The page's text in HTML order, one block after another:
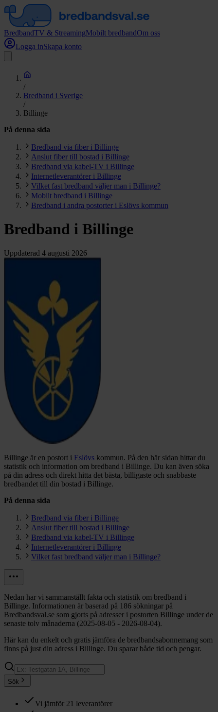
BredbandTV & StreamingMobilt bredbandOm oss
Logga inSkapa konto
/
Bredband i Sverige
/
Billinge
På denna sida
Bredband via fiber i Billinge
Anslut fiber till bostad i Billinge
Bredband via kabel-TV i Billinge
Internetleverantörer i Billinge
Vilket fast bredband väljer man i Billinge?
Mobilt bredband i Billinge
Bredband i andra postorter i Eslövs kommun
Bredband i Billinge
Uppdaterad 4 augusti 2026
Billinge är en postort i Eslövs kommun. På den här sidan hittar du
statistik och information om bredband i Billinge. Du kan även söka
på din adress och direkt hitta det bästa, billigaste och snabbaste
bredbandet till din bostad i Billinge.
På denna sida
Bredband via fiber i Billinge
Anslut fiber till bostad i Billinge
Bredband via kabel-TV i Billinge
Internetleverantörer i Billinge
Vilket fast bredband väljer man i Billinge?
Nedan har vi sammanställt fakta och statistik om bredband i
Billinge. Informationen är baserad på 186 sökningar på
Bredbandsval.se som gjorts på adresser i postorten Billinge under de
senaste tolv månaderna (2025-08-05 - 2026-08-04).
Här kan du enkelt och gratis jämföra de bredbandsabonnemang som
finns på just din adress i Billinge. Du sparar både tid och pengar.
Sök
Vi jämför 21 leverantörer